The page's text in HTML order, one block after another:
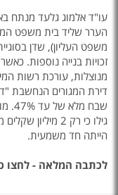
עו"ד אלמוג גלעד מנתח
הערר שליד בית משפט
משפט העליון), שדן
זכויות בנייה נוספות.
מנוצלות, עורכת רשות
דירת המגורים הנחשבת
גילו כי רק 2
הייתה חד משמעית.
לכתבה המלאה - לחצו